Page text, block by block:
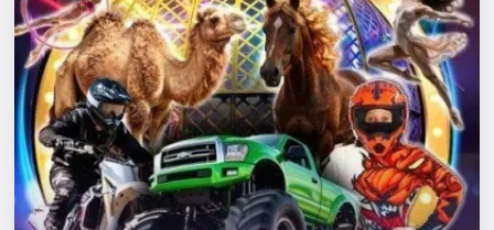
События
Города
Площадки
Артисты